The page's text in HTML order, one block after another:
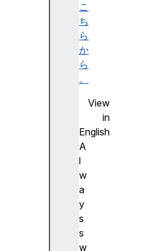
こ
ち
ら
か
ら
。
View
in
English
A
l
w
a
y
s
s
w